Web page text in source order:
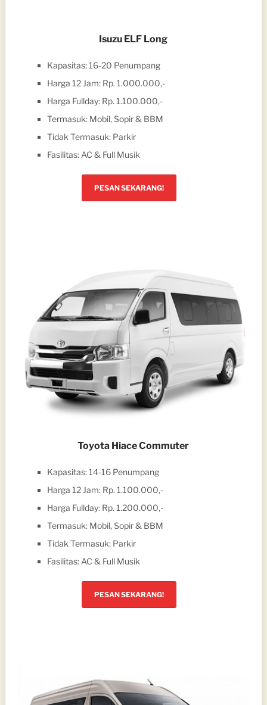
Isuzu ELF Long
Kapasitas: 16-20 Penumpang
Harga 12 Jam: Rp. 1.000.000,-
Harga Fullday: Rp. 1.100.000,-
Termasuk: Mobil, Sopir & BBM
Tidak Termasuk: Parkir
Fasilitas: AC & Full Musik
PESAN SEKARANG!
Toyota Hiace Commuter
Kapasitas: 14-16 Penumpang
Harga 12 Jam: Rp. 1.100.000,-
Harga Fullday: Rp. 1.200.000,-
Termasuk: Mobil, Sopir & BBM
Tidak Termasuk: Parkir
Fasilitas: AC & Full Musik
PESAN SEKARANG!